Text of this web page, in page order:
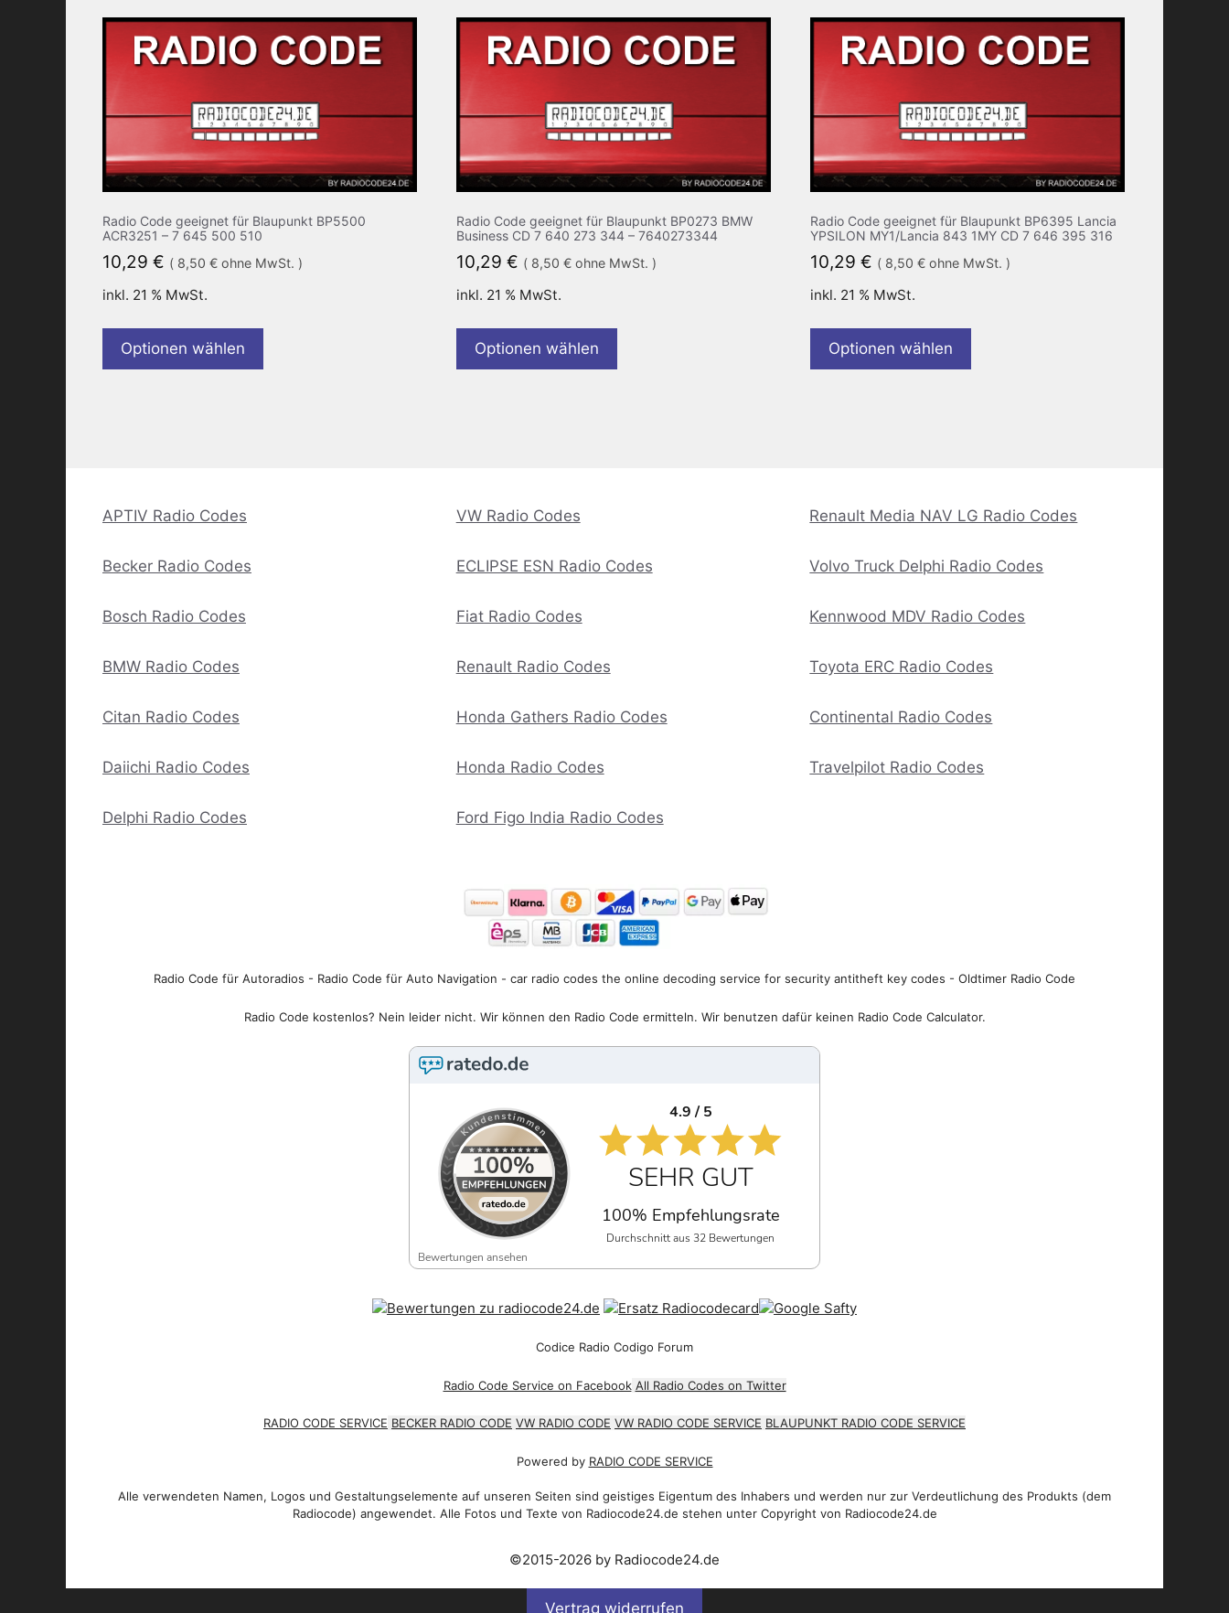
Radio Code geeignet für Blaupunkt BP5500
ACR3251 – 7 645 500 510
10,29 € ( 8,50 € ohne MwSt. )
inkl. 21 % MwSt.
Optionen wählen
Radio Code geeignet für Blaupunkt BP0273 BMW
Business CD 7 640 273 344 – 7640273344
10,29 € ( 8,50 €ohne MwSt. )
inkl. 21 % MwSt.
Optionen wählen
Radio Code geeignet für Blaupunkt BP6395 Lancia
YPSILON MY1/Lancia 843 1MY CD 7 646 395 316
10,29 € ( 8,50 €ohne MwSt. )
inkl. 21 % MwSt.
Optionen wählen
APTIV Radio Codes
Becker Radio Codes
Bosch Radio Codes
BMW Radio Codes
Citan Radio Codes
Daiichi Radio Codes
Delphi Radio Codes
VW Radio Codes
ECLIPSE ESN Radio Codes
Fiat Radio Codes
Renault Radio Codes
Honda Gathers Radio Codes
Honda Radio Codes
Ford Figo India Radio Codes
Renault Media NAV LG Radio Codes
Volvo Truck Delphi Radio Codes
Kennwood MDV Radio Codes
Toyota ERC Radio Codes
Continental Radio Codes
Travelpilot Radio Codes
Radio Code für Autoradios - Radio Code für Auto Navigation - car radio codes the online decoding service for security antitheft key codes - Oldtimer Radio Code
Radio Code kostenlos? Nein leider nicht. Wir können den Radio Code ermitteln. Wir benutzen dafür keinen Radio Code Calculator.
4.9 / 5
SEHR GUT
100% Empfehlungsrate
Durchschnitt aus 32 Bewertungen
Bewertungen ansehen
Codice Radio Codigo Forum
Radio Code Service on Facebook All Radio Codes on Twitter
RADIO CODE SERVICE BECKER RADIO CODE VW RADIO CODE VW RADIO CODE SERVICE BLAUPUNKT RADIO CODE SERVICE
Powered by RADIO CODE SERVICE
Alle verwendeten Namen, Logos und Gestaltungselemente auf unseren Seiten sind geistiges Eigentum des Inhabers und werden nur zur Verdeutlichung des Produkts (dem
Radiocode) angewendet. Alle Fotos und Texte von Radiocode24.de stehen unter Copyright von Radiocode24.de
©2015-2026 by Radiocode24.de
Vertrag widerrufen